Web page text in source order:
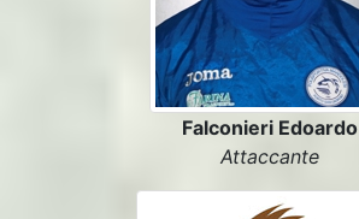
Falconieri Edoardo
Attaccante